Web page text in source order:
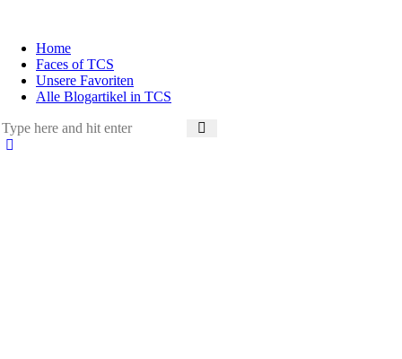
Home
Faces of TCS
Unsere Favoriten
Alle Blogartikel in TCS